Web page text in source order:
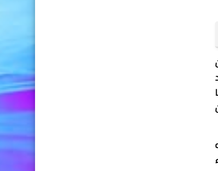
أكد